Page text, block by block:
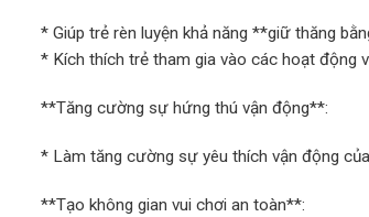
* Giúp trẻ rèn luyện khả năng **giữ thăng
* Kích thích trẻ tham gia vào các hoạt động
**Tăng cường sự hứng thú vận động**:
* Làm tăng cường sự yêu thích vận động
**Tạo không gian vui chơi an toàn**: